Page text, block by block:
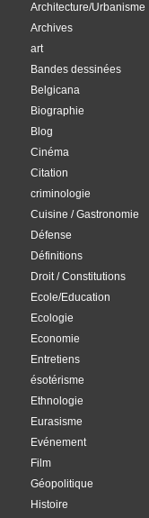
Architecture/Urbanisme
Archives
art
Bandes dessinées
Belgicana
Biographie
Blog
Cinéma
Citation
criminologie
Cuisine / Gastronomie
Défense
Définitions
Droit / Constitutions
Ecole/Education
Ecologie
Economie
Entretiens
ésotérisme
Ethnologie
Eurasisme
Evénement
Film
Géopolitique
Histoire